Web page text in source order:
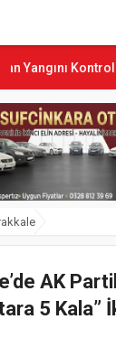
Altına Alındı
AK
5 Kala”